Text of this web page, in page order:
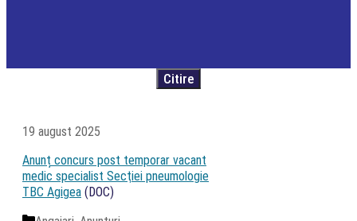
19 august 2025
Anunț concurs post temporar vacant
medic specialist Secţiei pneumologie
TBC Agigea (DOC)